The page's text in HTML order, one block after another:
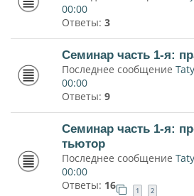
00:00
Ответы: 3
Семинар часть 1-я:
Последнее сообщение
00:00
Ответы: 9
Семинар часть 1-я:
тьютор
Последнее сообщение
00:00
Ответы: 16 1 2